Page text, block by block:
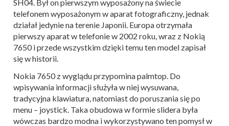
SH04. Był on pierwszym wyposażony na świecie
telefonem wyposażonym w aparat fotograficzny, jednak
działał jedynie na terenie Japonii. Europa otrzymała
pierwszy aparat w telefonie w 2002 roku, wraz z Nokią
7650 i przede wszystkim dzięki temu ten model zapisał
się w historii.
Nokia 7650 z wyglądu przypomina palmtop. Do
wpisywania informacji służyła w niej wysuwana,
tradycyjna klawiatura, natomiast do poruszania się po
menu – joystick. Taka obudowa w formie slidera była
wówczas bardzo modna i wykorzystywano ten pomysł w